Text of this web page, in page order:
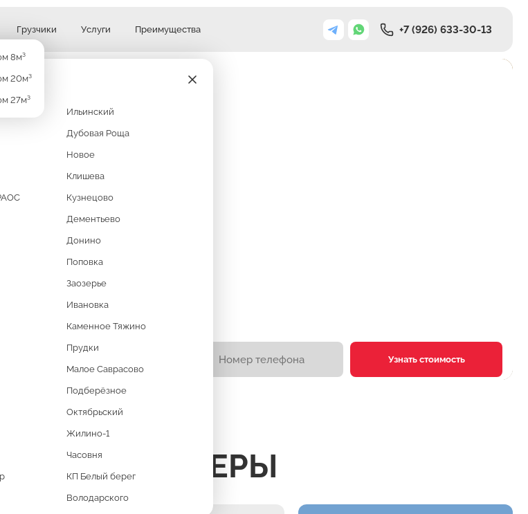
Ильинский
Дубовая Роща
Новое
Клишева
Кузнецово
Дементьево
Донино
Поповка
Заозерье
Ивановка
Каменное Тяжино
Прудки
Малое Саврасово
Подберёзное
Октябрьский
Жилино-1
Часовня
КП Белый берег
Володарского
8м³
20м³
27м³
Грузчики Услуги Преимущества +7 (926) 633-30-13
Узнать стоимость
И КОНТЕЙНЕРЫ
Узнать стоимость